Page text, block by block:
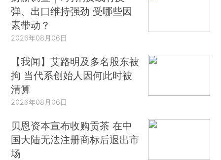
弹、出口维持强劲 受哪些因
素带动？
2026年08月06日
【我闻】艾路明及多名股东被
拘 当代系创始人因何此时被
清算
2026年08月06日
贝恩资本宣布收购贡茶 在中
国大陆无法注册商标后退出市
场